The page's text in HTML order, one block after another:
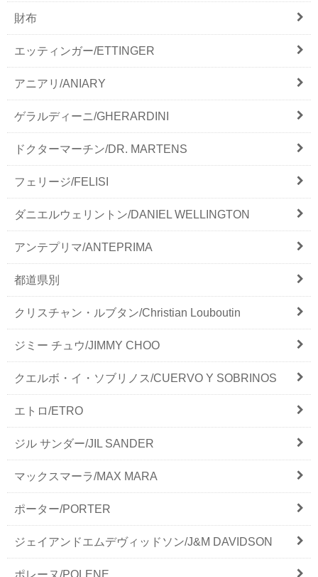
財布
エッティンガー/ETTINGER
アニアリ/ANIARY
ゲラルディーニ/GHERARDINI
ドクターマーチン/DR. MARTENS
フェリージ/FELISI
ダニエルウェリントン/DANIEL WELLINGTON
アンテプリマ/ANTEPRIMA
都道県別
クリスチャン・ルブタン/Christian Louboutin
ジミー チュウ/JIMMY CHOO
クエルボ・イ・ソブリノス/CUERVO Y SOBRINOS
エトロ/ETRO
ジル サンダー/JIL SANDER
マックスマーラ/MAX MARA
ポーター/PORTER
ジェイアンドエムデヴィッドソン/J&M DAVIDSON
ポレーヌ/POLENE